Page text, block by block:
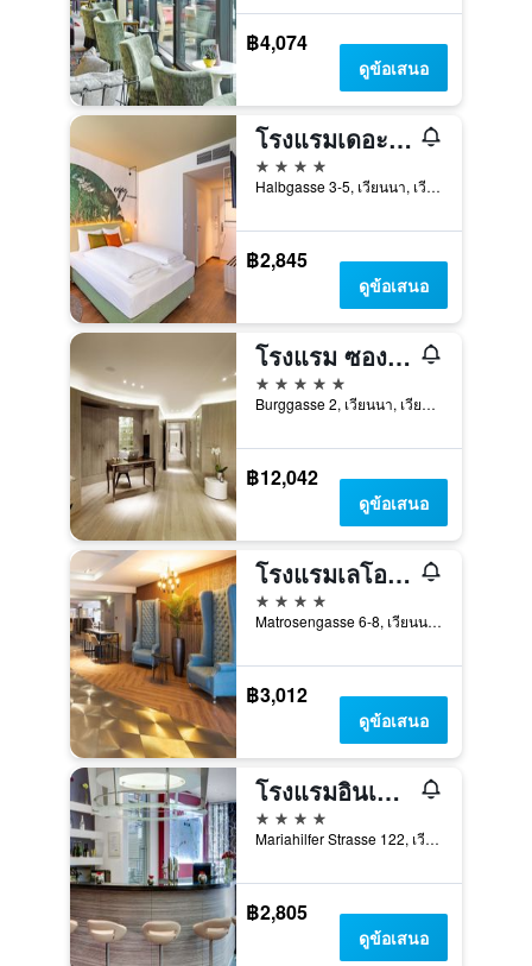
฿4,074
ดูข้อเสนอ
โรงแรมเดอะวีเค็นด์
4 ดาว
Halbgasse 3-5, เวียนนา, เวียนนา, ออสเตรีย
฿2,845
ดูข้อเสนอ
โรงแรม ซอง ซูซี, เวียนนา
5 ดาว
Burggasse 2, เวียนนา, เวียนนา, ออสเตรีย
฿12,042
ดูข้อเสนอ
โรงแรมเลโอนาร์โด้ เวียนนา เวสต์บาห์นโฟฟ
4 ดาว
Matrosengasse 6-8, เวียนนา, เวียนนา, ออสเตรีย
฿3,012
ดูข้อเสนอ
โรงแรมอินเทอร์ซิตี้ วีน
4 ดาว
Mariahilfer Strasse 122, เวียนนา, เวียนนา, ออสเตรีย
฿2,805
ดูข้อเสนอ